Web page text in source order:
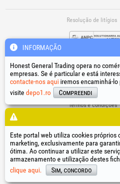
Resolução de litígios
Ligações úteis
Termos e condições
Dados de
Resolução online de
HGT®, EvoTools®, EvoSanitary , EvoTools +Plus®,
PowerForProfessionals®e os respetivos logótipos são
Copyright 1994-2026Honest General Trading SRL.
INFORMAÇÃO
Honest General Trading opera no
empresas. Se é particular e está
contacte-nos aqui iremos encaminhá-
visite depo1.ro Compreendi
Este portal web utiliza cookies próprios
marketing, exclusivamente para
ótima. Ao continuar a utilizar este
armazenamento e utilização destes
clique aqui.
Sim, concordo